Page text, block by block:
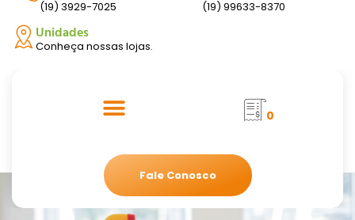
(19) 3929-7025 (19) 99633-8370
Unidades
Conheça nossas lojas.
0
Fale Conosco